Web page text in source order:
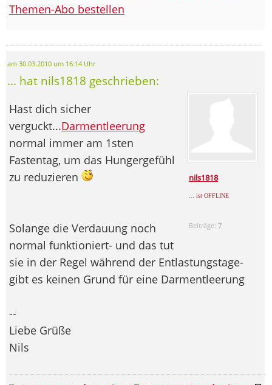
Themen-Abo bestellen
am 30.03.2010 um 16:14 Uhr
... hat nils1818 geschrieben:
nils1818
... ist OFFLINE
Beiträge:7
Hast dich sicher
verguckt...Darmentleerung
normal immer am 1sten
Fastentag, um das Hungergefühl
zu reduzieren
Solange die Verdauung noch
normal funktioniert- und das tut
sie in der Regel während der Entlastungstage-
gibt es keinen Grund für eine Darmentleerung
--
Liebe Grüße
Nils